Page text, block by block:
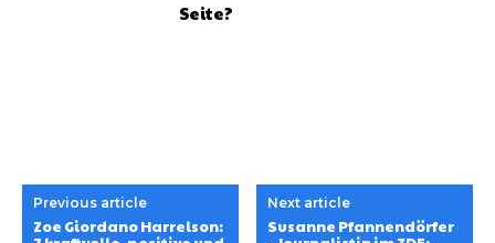
Seite?
Previous article
Zoe Giordano Harrelson:
Next article
Susanne Pfannendörfer